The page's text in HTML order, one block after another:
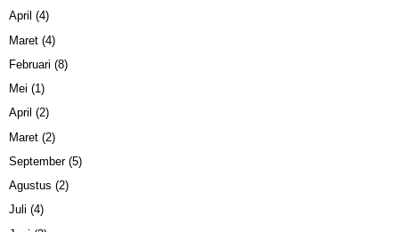
April (4)
Maret (4)
Februari (8)
Mei (1)
April (2)
Maret (2)
September(5)
Agustus (2)
Juli (4)